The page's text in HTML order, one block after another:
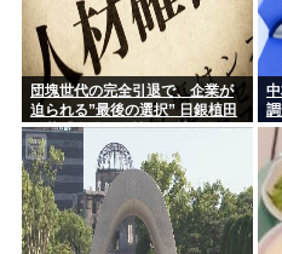
【画像】白サターンが出た時の
年半でこ...
団塊世代の完全引退で、企業が
迫られる”最後の選択” 日銀植田
総裁「今後は女性の正社員化と
外国人の人材活用が鍵」